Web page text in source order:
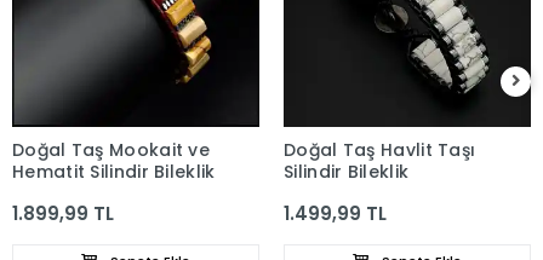
Doğal Taş Mookait ve
Hematit Silindir Bileklik
1.899,99 TL
Doğal Taş Havlit Taşı
Silindir Bileklik
1.499,99 TL